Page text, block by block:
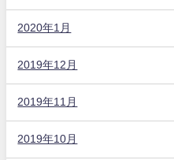
2020年1月
2019年12月
2019年11月
2019年10月